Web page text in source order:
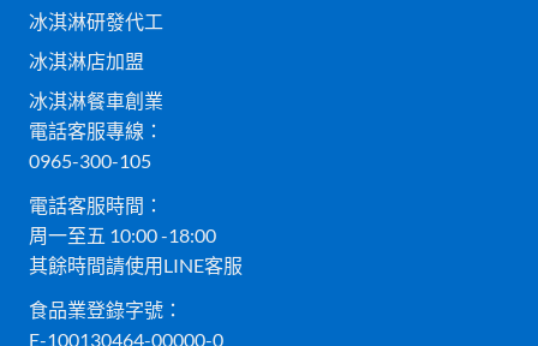
冰淇淋研發代工
冰淇淋店加盟
冰淇淋餐車創業
電話客服專線：
0965-300-105
電話客服時間：
周一至五 10:00 -18:00
其餘時間請使用LINE客服
食品業登錄字號：
E-100130464-00000-0